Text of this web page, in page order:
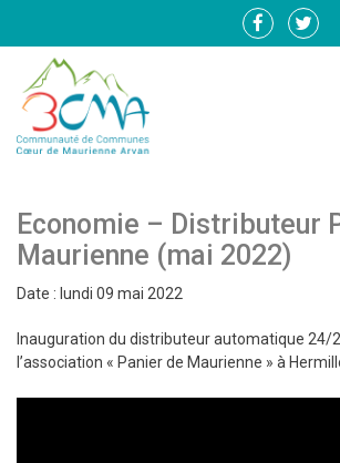
Lien
Lien
Economie – Distributeur
Maurienne (mai 2022)
Date : lundi 09 mai 2022
Inauguration du distributeur automatique 24/
l’association « Panier de Maurienne » à